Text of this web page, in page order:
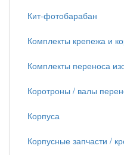
Кит-фотобарабан
Комплекты крепежа и
Комплекты переноса
Коротроны / валы
Корпуса
Корпусные запчасти /